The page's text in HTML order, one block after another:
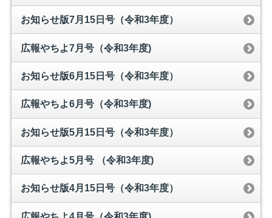
お知らせ版7月15日号（令和3年度）
広報やちよ7月号（令和3年度)
お知らせ版6月15日号（令和3年度）
広報やちよ6月号（令和3年度)
お知らせ版5月15日号（令和3年度）
広報やちよ5月号 （令和3年度)
お知らせ版4月15日号（令和3年度）